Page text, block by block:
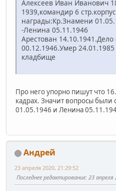
Алексеев Иван Иванович
1939,командир 6
награды:Кр.Знамени
-Ленина 05.11.1946
Арестован
00.12.1946.Умер
кладбище
Про него упорно пишут что
кадрах. Значит вопросы были
01.05.1946 и Ленина
Андрей
23 апреля 2020, 21:29:52
Последнее редактирование: 23 апреля